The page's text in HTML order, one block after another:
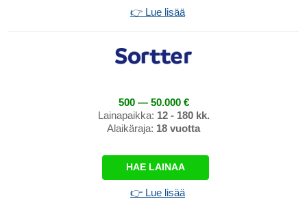
👉 Lue lisää
500 — 50.000 €
Lainapaikka: 12 - 180 kk.
Alaikäraja: 18 vuotta
HAE LAINAA
👉 Lue lisää